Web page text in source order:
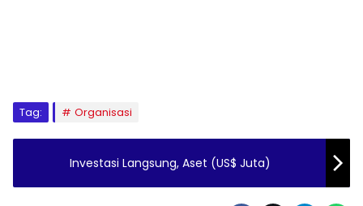
Tag: Organisasi
Investasi Langsung, Aset (US$ Juta)